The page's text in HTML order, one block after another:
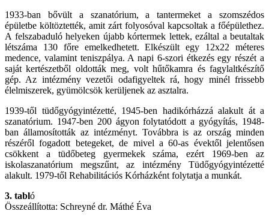
1933-ban bővült a szanatórium, a tantermeket a szomszédos
épületbe költöztették, amit zárt folyosóval kapcsoltak a főépülethez.
A felszabaduló helyeken újabb kórtermek lettek, ezáltal a beutaltak
létszáma 130 főre emelkedhetett. Elkészült egy 12x22 méteres
medence, valamint teniszpálya. A napi 6-szori étkezés egy részét a
saját kertészetből oldották meg, volt hűtőkamra és fagylaltkészítő
gép. Az intézmény vezetői odafigyeltek rá, hogy minél frissebb
élelmiszerek, gyümölcsök kerüljenek az asztalra.
1939-től tüdőgyógyintézetté, 1945-ben hadikórházzá alakult át a
szanatórium. 1947-ben 200 ágyon folytatódott a gyógyítás, 1948-
ban államosították az intézményt. Továbbra is az ország minden
részéről fogadott betegeket, de mivel a 60-as évektől jelentősen
csökkent a tüdőbeteg gyermekek száma, ezért 1969-ben az
iskolaszanatórium megszűnt, az intézmény Tüdőgyógyintézetté
alakult. 1979-től Rehabilitációs Kórházként folytatja a munkát.
3. tabló
Összeállította: Schreyné dr. Máthé Éva